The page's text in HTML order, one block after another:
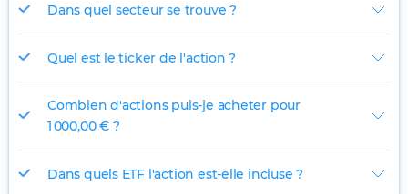
Dans quel secteur se trouve ?
Quel est le ticker de l'action ?
Combien d'actions puis-je acheter pour
1 000,00 € ?
Dans quels ETF l'action est-elle incluse ?